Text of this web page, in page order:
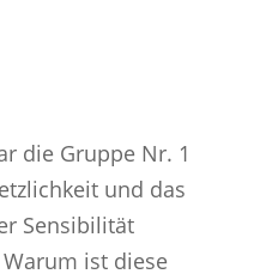
die Gruppe Nr. 1
und das
Sensibilität
ist diese